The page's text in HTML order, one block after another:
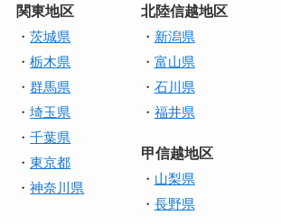
関東地区
・茨城県
・栃木県
・群馬県
・埼玉県
・千葉県
・東京都
・神奈川県
北陸信越地区
・ 新潟県
・ 富山県
・ 石川県
・ 福井県
甲信越地区
・ 山梨県
・ 長野県